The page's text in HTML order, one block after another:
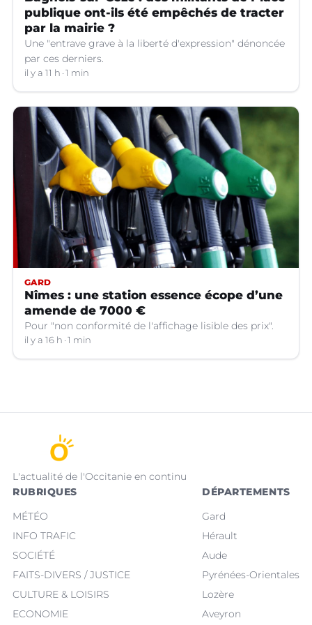
publique ont-ils été empêchés de tracter
par la mairie ?
Une "entrave grave à la liberté d'expression" dénoncée
par ces derniers.
il y a 11 h 1 min
GARD
Nîmes : une station essence écope d’une
amende de 7000 €
Pour "non conformité de l'affichage lisible des prix".
il y a 16 h 1 min
L'actualité de l'Occitanie en continu
RUBRIQUES
MÉTÉO
INFO TRAFIC
SOCIÉTÉ
FAITS-DIVERS / JUSTICE
CULTURE & LOISIRS
ECONOMIE
DÉPARTEMENTS
Gard
Hérault
Aude
Pyrénées-Orientales
Lozère
Aveyron